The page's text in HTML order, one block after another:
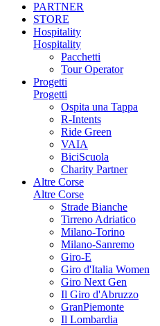
PARTNER
STORE
Hospitality
Hospitality
Pacchetti
Tour Operator
Progetti
Progetti
Ospita una Tappa
R-Intents
Ride Green
VAIA
BiciScuola
Charity Partner
Altre Corse
Altre Corse
Strade Bianche
Tirreno Adriatico
Milano-Torino
Milano-Sanremo
Giro-E
Giro d'Italia Women
Giro Next Gen
Il Giro d'Abruzzo
GranPiemonte
Il Lombardia